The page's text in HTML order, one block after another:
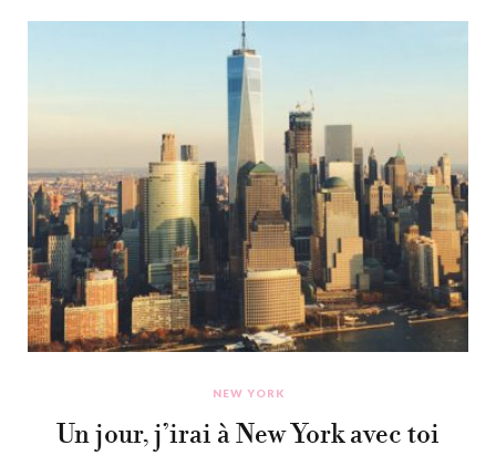
NEW YORK
Un jour, j’irai à New York avec toi